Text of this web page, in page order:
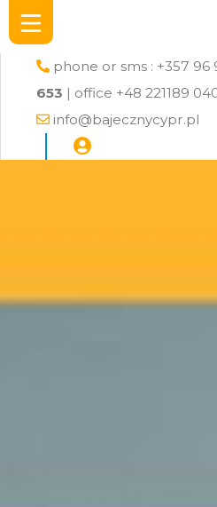
phone or sms : +357 96
653 | office +48 221189
info@bajecznycypr.pl